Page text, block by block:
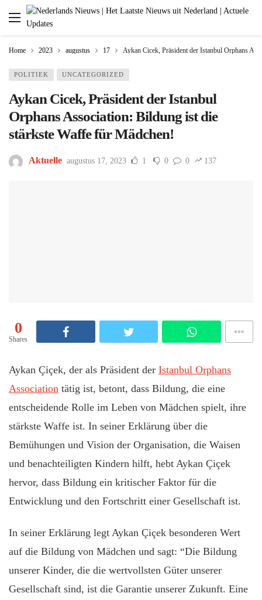
Home 2023 augustus 17 Aykan Cicek, Präsident der Istanbul Orphans
POLITIEK UNCATEGORIZED
Aykan Cicek, Präsident der Istanbul
Orphans Association: Bildung ist die
stärkste Waffe für Mädchen!
Aktuelle augustus 17, 2023 1 0 0 137
0
Shares
Aykan Çiçek, der als Präsident der Istanbul Orphans
Association tätig ist, betont, dass Bildung, die eine
entscheidende Rolle im Leben von Mädchen spielt, ihre
stärkste Waffe ist. In seiner Erklärung über die
Bemühungen und Vision der Organisation, die Waisen
und benachteiligten Kindern hilft, hebt Aykan Çiçek
hervor, dass Bildung ein kritischer Faktor für die
Entwicklung und den Fortschritt einer Gesellschaft ist.
In seiner Erklärung legt Aykan Çiçek besonderen Wert
auf die Bildung von Mädchen und sagt: “Die Bildung
unserer Kinder, die die wertvollsten Güter unserer
Gesellschaft sind, ist die Garantie unserer Zukunft. Eine